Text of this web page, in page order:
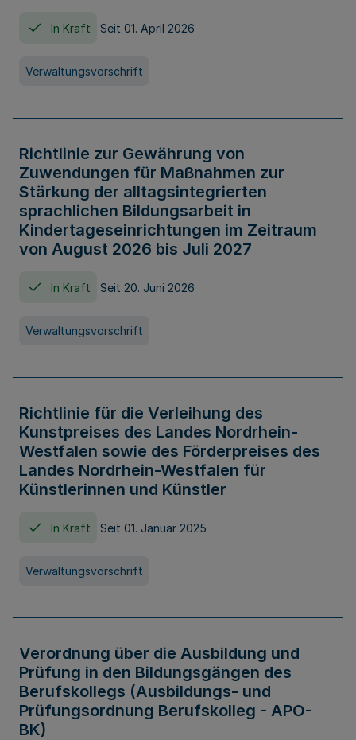
In Kraft Seit 01. April 2026
Verwaltungsvorschrift
Richtlinie zur Gewährung von
Zuwendungen für Maßnahmen zur
Stärkung der alltagsintegrierten
sprachlichen Bildungsarbeit in
Kindertageseinrichtungen im Zeitraum
von August 2026 bis Juli 2027
In Kraft Seit 20. Juni 2026
Verwaltungsvorschrift
Richtlinie für die Verleihung des
Kunstpreises des Landes Nordrhein-
Westfalen sowie des Förderpreises des
Landes Nordrhein-Westfalen für
Künstlerinnen und Künstler
In Kraft Seit 01. Januar 2025
Verwaltungsvorschrift
Verordnung über die Ausbildung und
Prüfung in den Bildungsgängen des
Berufskollegs (Ausbildungs- und
Prüfungsordnung Berufskolleg - APO-
BK)